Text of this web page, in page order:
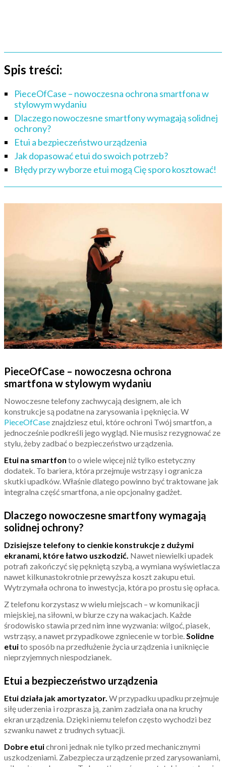
Spis treści:
PieceOfCase – nowoczesna ochrona smartfona w
stylowym wydaniu
Dlaczego nowoczesne smartfony wymagają solidnej
ochrony?
Etui a bezpieczeństwo urządzenia
Jak dopasować etui do swoich potrzeb?
Błędy przy wyborze etui mogą Cię sporo kosztować!
PieceOfCase – nowoczesna ochrona
smartfona w stylowym wydaniu
Nowoczesne telefony zachwycają designem, ale ich
konstrukcje są podatne na zarysowania i pęknięcia. W
PieceOfCase znajdziesz etui, które ochroni Twój smartfon, a
jednocześnie podkreśli jego wygląd. Nie musisz rezygnować ze
stylu, żeby zadbać o bezpieczeństwo urządzenia.
Etui na smartfon to o wiele więcej niż tylko estetyczny
dodatek. To bariera, która przejmuje wstrząsy i ogranicza
skutki upadków. Właśnie dlatego powinno być traktowane jak
integralna część smartfona, a nie opcjonalny gadżet.
Dlaczego nowoczesne smartfony wymagają
solidnej ochrony?
Dzisiejsze telefony to cienkie konstrukcje z dużymi
ekranami, które łatwo uszkodzić. Nawet niewielki upadek
potrafi zakończyć się pękniętą szybą, a wymiana wyświetlacza
nawet kilkunastokrotnie przewyższa koszt zakupu etui.
Wytrzymała ochrona to inwestycja, która po prostu się opłaca.
Z telefonu korzystasz w wielu miejscach – w komunikacji
miejskiej, na siłowni, w biurze czy na wakacjach. Każde
środowisko stawia przed nim inne wyzwania: wilgoć, piasek,
wstrząsy, a nawet przypadkowe zgniecenie w torbie.Solidne
etuito sposób na przedłużenie życia urządzenia i uniknięcie
nieprzyjemnych niespodzianek.
Etui a bezpieczeństwo urządzenia
Etui działa jak amortyzator. W przypadku upadku przejmuje
siłę uderzenia i rozprasza ją, zanim zadziała ona na kruchy
ekran urządzenia. Dzięki niemu telefon często wychodzi bez
szwanku nawet z trudnych sytuacji.
Dobre etuichroni jednak nie tylko przed mechanicznymi
uszkodzeniami. Zabezpiecza urządzenie przed zarysowaniami,